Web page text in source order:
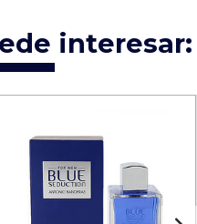
interesar: